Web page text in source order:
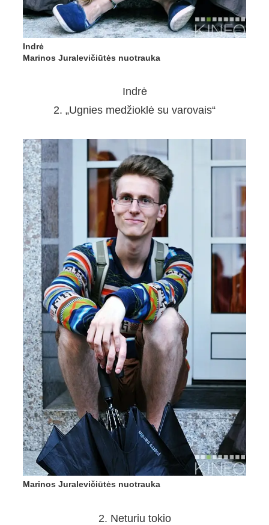
Indrė
Marinos Juralevičiūtės nuotrauka
Indrė
2. „Ugnies medžioklė su varovais“
Marinos Juralevičiūtės nuotrauka
2. Neturiu tokio